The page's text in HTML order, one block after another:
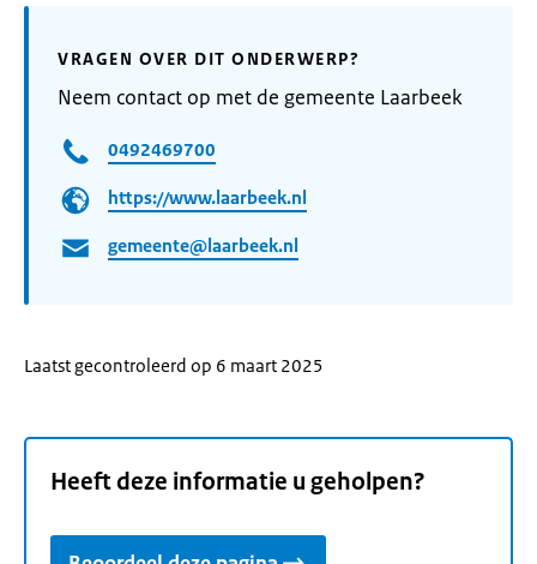
VRAGEN OVER DIT ONDERWERP?
Neem contact op met de gemeente Laarbeek
0492469700
https://www.laarbeek.nl
gemeente@laarbeek.nl
Laatst gecontroleerd op 6 maart 2025
Heeft deze informatie u geholpen?